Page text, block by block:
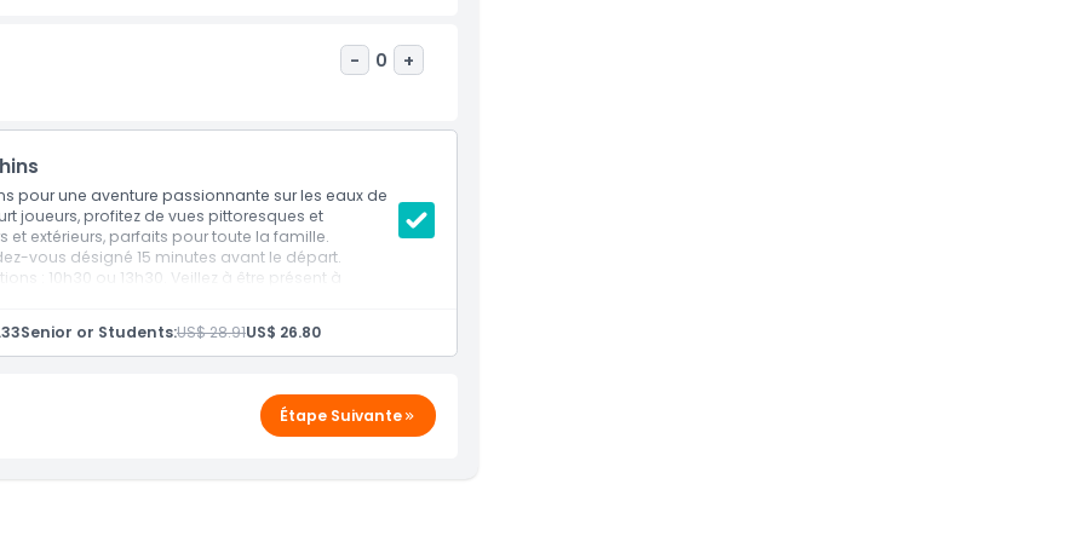
- 0 +
pour une aventure passionnante sur les eaux de
joueurs, profitez de vues pittoresques et
extérieurs, parfaits pour toute la famille.
vous désigné 15 minutes avant le départ.
: 10h30 ou 13h30. Veillez à être présent à
12h00 ou 15h00, en fonction de
varier en fonction de l'itinéraire sélectionné.
Senior or Students:US$ 28.91US$ 26.80
Étape Suivante